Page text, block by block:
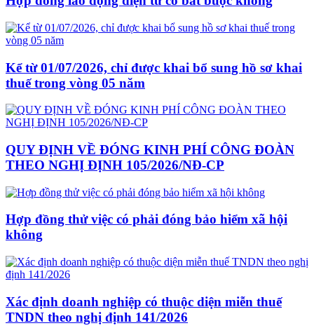
Kể từ 01/07/2026, chỉ được khai bổ sung hồ sơ khai
thuế trong vòng 05 năm
QUY ĐỊNH VỀ ĐÓNG KINH PHÍ CÔNG ĐOÀN
THEO NGHỊ ĐỊNH 105/2026/NĐ-CP
Hợp đồng thử việc có phải đóng bảo hiểm xã hội
không
Xác định doanh nghiệp có thuộc diện miễn thuế
TNDN theo nghị định 141/2026